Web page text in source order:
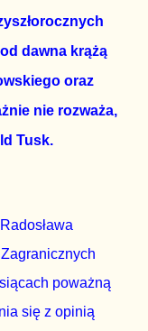
dawna krążą
oraz
nie rozważa,
Tusk.
poważną
się z opinią